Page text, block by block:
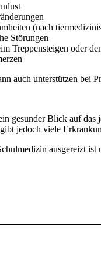
(nach
Störungen
Treppensteigen oder
auch unterstützen bei
gesunder Blick auf das
jedoch viele
ausgereizt